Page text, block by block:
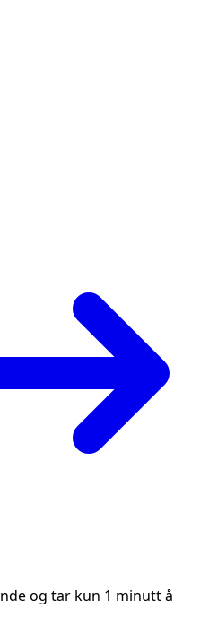
og tar kun 1 minutt å